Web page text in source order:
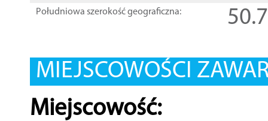
Południowa szerokość geograficzna:
MIEJSCOWOŚCI
Miejscowość: